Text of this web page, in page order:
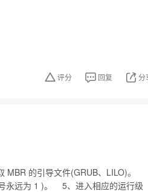
评分 回复 分
的引导文件(GRUB、LILO)。
永远为 1 )。 5、进入相应的运行级